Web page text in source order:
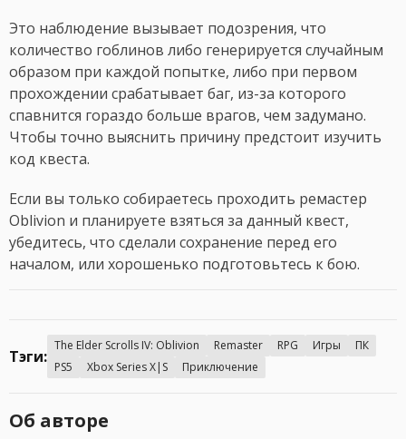
Это наблюдение вызывает подозрения, что
количество гоблинов либо генерируется случайным
образом при каждой попытке, либо при первом
прохождении срабатывает баг, из-за которого
спавнится гораздо больше врагов, чем задумано.
Чтобы точно выяснить причину предстоит изучить
код квеста.
Если вы только собираетесь проходить ремастер
Oblivion и планируете взяться за данный квест,
убедитесь, что сделали сохранение перед его
началом, или хорошенько подготовьтесь к бою.
Тэги:
The Elder Scrolls IV: Oblivion Remaster RPG Игры
ПК
PS5
Xbox Series X|S Приключение
Об авторе